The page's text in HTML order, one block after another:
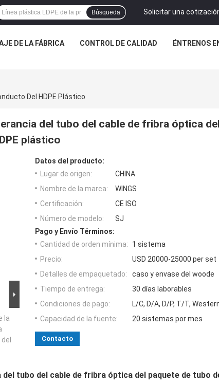
Solicitar una
Búsqueda
DE LA FÁBRICA CONTROL DE CALIDAD ÉNTRENOS
Del HDPE Plástico
del tubo del cable de fribra óptica
plástico
la
Datos del producto:
Lugar de origen:
CHINA
Nombre de la marca:
WINGS
Certificación:
CE ISO
Número de modelo:
SJ
Pago y Envío Términos:
Cantidad de orden mínima:
1 sistema
Precio:
USD 20000-25000 per set
Detalles de empaquetado:
caso y envase del woode
Tiempo de entrega:
30 días laborables
Condiciones de pago:
L/C, D/A, D/P, T/T,
Capacidad de la fuente:
20 sistemas por mes
Contacto
tubo del cable de fribra óptica del paquete de tubo